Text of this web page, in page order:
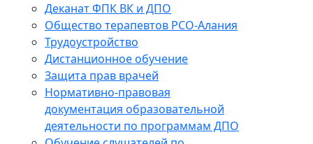
Деканат ФПК ВК и ДПО
Общество терапевтов РСО-Алания
Трудоустройство
Дистанционное обучение
Защита прав врачей
Нормативно-правовая
документация образовательной
деятельности по программам ДПО